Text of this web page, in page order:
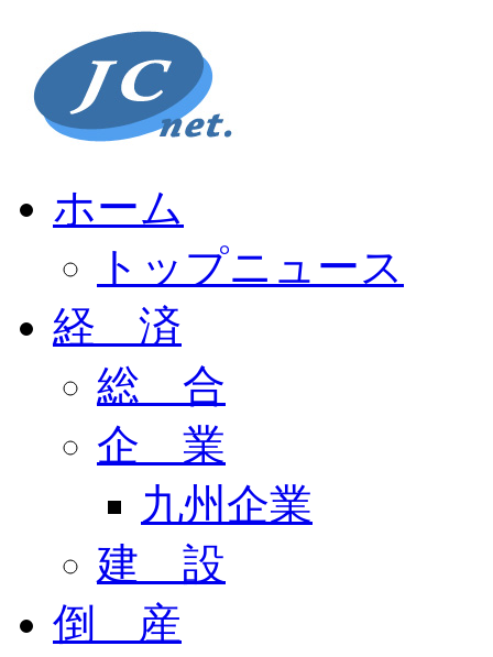
ホーム
トップニュース
経 済
総 合
企 業
九州企業
建 設
倒 産